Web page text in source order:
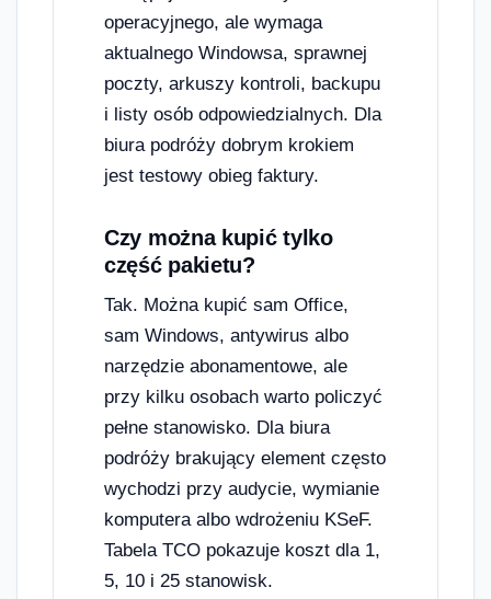
operacyjnego, ale wymaga
aktualnego Windowsa, sprawnej
poczty, arkuszy kontroli, backupu
i listy osób odpowiedzialnych. Dla
biura podróży dobrym krokiem
jest testowy obieg faktury.
Czy można kupić tylko
część pakietu?
Tak. Można kupić sam Office,
sam Windows, antywirus albo
narzędzie abonamentowe, ale
przy kilku osobach warto policzyć
pełne stanowisko. Dla biura
podróży brakujący element często
wychodzi przy audycie, wymianie
komputera albo wdrożeniu KSeF.
Tabela TCO pokazuje koszt dla 1,
5, 10 i 25 stanowisk.